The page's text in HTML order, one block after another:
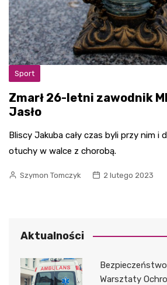
Sport
Zmarł 26-letni zawodnik
Jasło
Bliscy Jakuba cały czas byli przy nim i
otuchy w walce z chorobą.
Szymon Tomczyk 2 lutego 2023
Aktualności
Warsztaty